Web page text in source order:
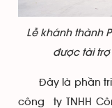
Lễ khánh thành
được tài
Đây là phần
công ty TNHH